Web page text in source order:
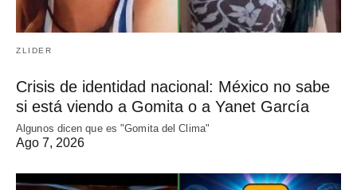
ZLIDER
Crisis de identidad nacional: México no sabe
si está viendo a Gomita o a Yanet García
Algunos dicen que es "Gomita del Clima"
Ago 7, 2026